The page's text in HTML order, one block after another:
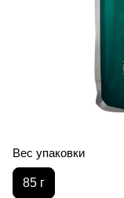
Вес упаковки
85 г